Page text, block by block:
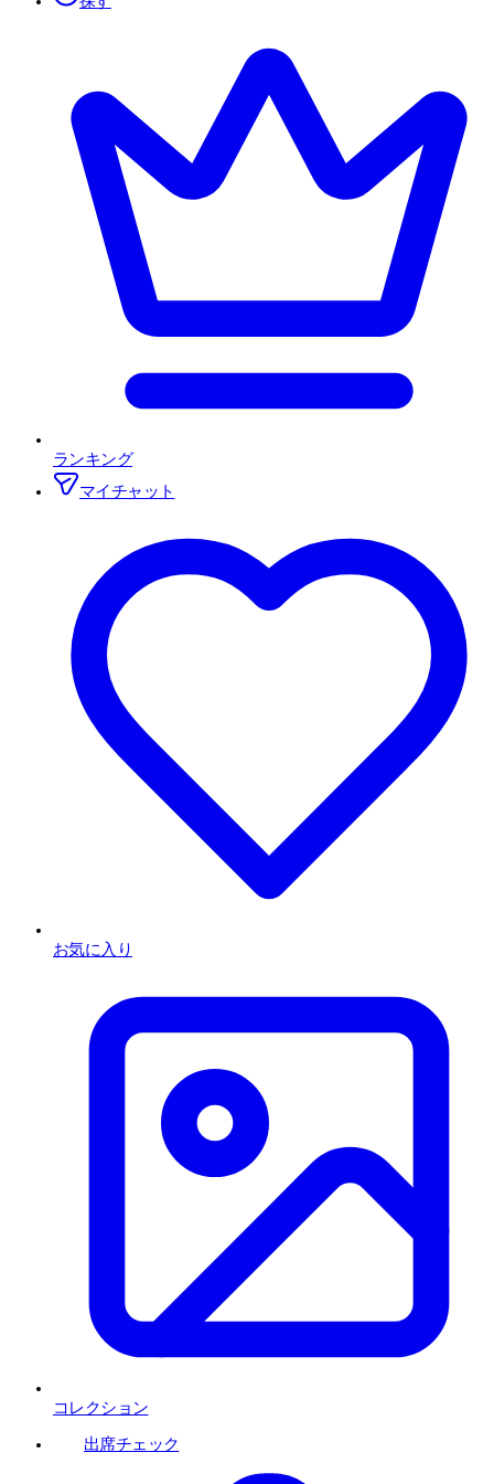
ランキング
マイチャット
お気に入り
コレクション
出席チェック